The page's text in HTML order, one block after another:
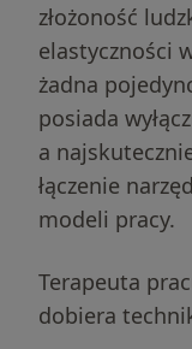
złożoność
elastyczności
żadna
posiada
a
łączenie
modeli pracy.
Terapeuta
dobiera